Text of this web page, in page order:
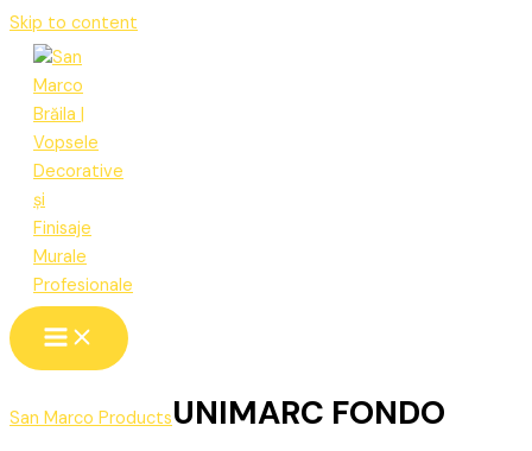
Skip to content
San Marco ProductsUNIMARC FONDO